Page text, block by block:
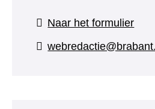
Naar het formulier
naar